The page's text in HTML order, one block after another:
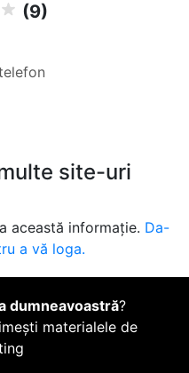
(9)
site-uri
această informație. Da-
a vă loga.
dumneavoastră?
materialele de